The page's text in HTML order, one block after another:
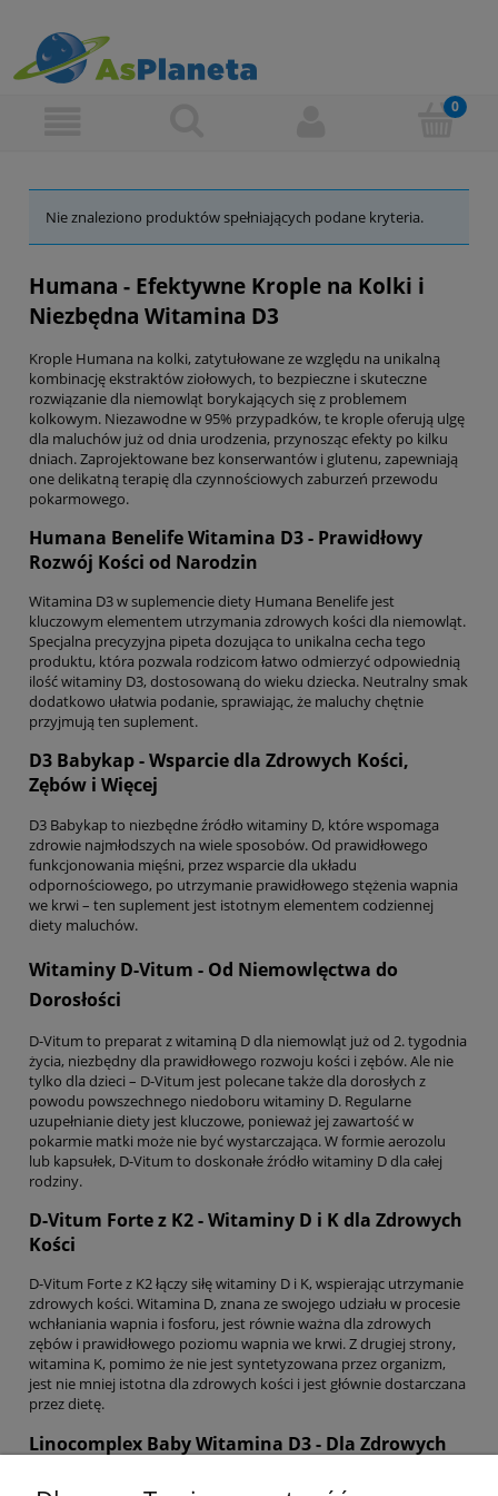
Nie znaleziono produktów spełniających podane kryteria.
Humana - Efektywne Krople na Kolki i
Niezbędna Witamina D3
Krople Humana na kolki, zatytułowane ze względu na unikalną
kombinację ekstraktów ziołowych, to bezpieczne i skuteczne
rozwiązanie dla niemowląt borykających się z problemem
kolkowym. Niezawodne w 95% przypadków, te krople oferują ulgę
dla maluchów już od dnia urodzenia, przynosząc efekty po kilku
dniach. Zaprojektowane bez konserwantów i glutenu, zapewniają
one delikatną terapię dla czynnościowych zaburzeń przewodu
pokarmowego.
Humana Benelife Witamina D3 - Prawidłowy
Rozwój Kości od Narodzin
Witamina D3 w suplemencie diety Humana Benelife jest
kluczowym elementem utrzymania zdrowych kości dla niemowląt.
Specjalna precyzyjna pipeta dozująca to unikalna cecha tego
produktu, która pozwala rodzicom łatwo odmierzyć odpowiednią
ilość witaminy D3, dostosowaną do wieku dziecka. Neutralny smak
dodatkowo ułatwia podanie, sprawiając, że maluchy chętnie
przyjmują ten suplement.
D3 Babykap - Wsparcie dla Zdrowych Kości,
Zębów i Więcej
D3 Babykap to niezbędne źródło witaminy D, które wspomaga
zdrowie najmłodszych na wiele sposobów. Od prawidłowego
funkcjonowania mięśni, przez wsparcie dla układu
odpornościowego, po utrzymanie prawidłowego stężenia wapnia
we krwi – ten suplement jest istotnym elementem codziennej
diety maluchów.
Witaminy D-Vitum - Od Niemowlęctwa do
Dorosłości
D-Vitum to preparat z witaminą D dla niemowląt już od 2. tygodnia
życia, niezbędny dla prawidłowego rozwoju kości i zębów. Ale nie
tylko dla dzieci – D-Vitum jest polecane także dla dorosłych z
powodu powszechnego niedoboru witaminy D. Regularne
uzupełnianie diety jest kluczowe, ponieważ jej zawartość w
pokarmie matki może nie być wystarczająca. W formie aerozolu
lub kapsułek, D-Vitum to doskonałe źródło witaminy D dla całej
rodziny.
D-Vitum Forte z K2 - Witaminy D i K dla Zdrowych
Kości
D-Vitum Forte z K2 łączy siłę witaminy D i K, wspierając utrzymanie
zdrowych kości. Witamina D, znana ze swojego udziału w procesie
wchłaniania wapnia i fosforu, jest równie ważna dla zdrowych
zębów i prawidłowego poziomu wapnia we krwi. Z drugiej strony,
witamina K, pomimo że nie jest syntetyzowana przez organizm,
jest nie mniej istotna dla zdrowych kości i jest głównie dostarczana
przez dietę.
Linocomplex Baby Witamina D3 - Dla Zdrowych